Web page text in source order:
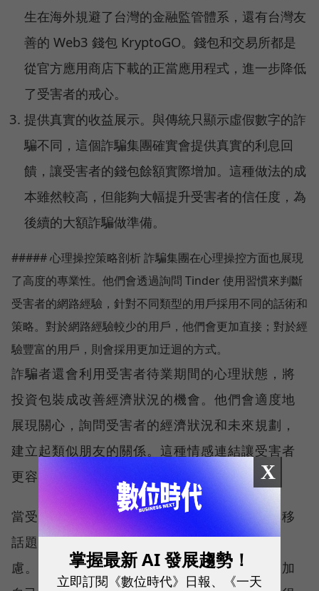
生在海外規避了台灣的金融監管體系，還有台灣友
善的 Web3 錢包 KryptoGO。錢包和交易所都是
從官方應用商店下載的正當應用程式，進一步降低
了受害者的戒心。
提供真實的收益展示。與傳統只顯示虛假數字的詐
騙不同，這個詐騙集團確實會提供真實的利息回
饋，讓受害者的錢包餘額實際增加。這種做法的成
本雖然較高，但能夠大幅提升受害者的信任度，為
後續的大額詐騙做準備。
##### 心理操控策略剖析 詐騙集團在心理操控方面也展現
了高度的專業性。他們會透過詢問 Tinder 使用習慣來判斷
受害者的網路經驗，針對不同類型的用戶採用不同的話術和
策略。對於網路經驗較少的用戶，他們會更加直接；對於經
驗豐富的用戶，則會採用更加迂迴的方式。
詐騙者還會利用受害者待業期間的心理狀態，將
投資包裝成改善經濟狀況的機會。他們會適度地
展現關心，詢問受害者的經濟狀況和未來規劃，
建立起類似朋友的關係。這種情感連結讓受害者
更容易放下戒心，接受詐騙者的投資建議。
當受害者開始產生懷疑時，詐騙者會巧妙地轉移
話題，或者提供更多的「專業資訊」來消除疑
慮。他們甚至會推薦正當的銀行貸款產品，增加
X
掌握最新 AI 發展趨勢！
立即訂閱《數位時代》日報、《一天